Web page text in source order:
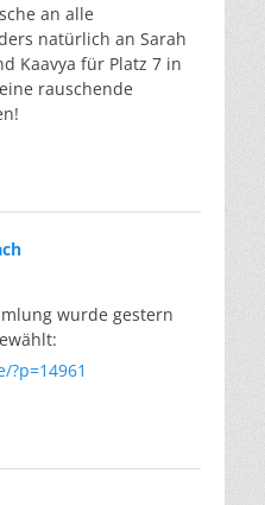
an alle
natürlich an Sarah
Kaavya für Platz 7 in
rauschende
wurde gestern
?p=14961